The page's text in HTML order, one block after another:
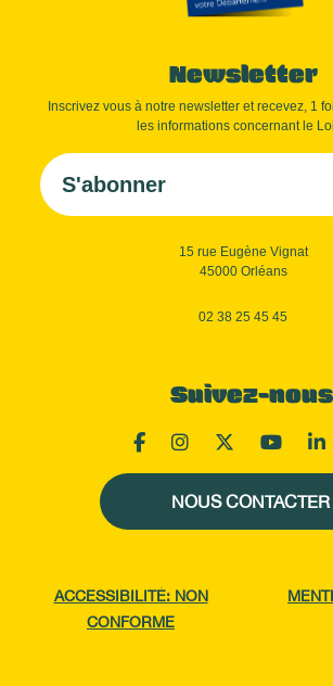
Newsletter
Inscrivez vous à notre newsletter et recevez, 1
les informations concernant le
S'abonner
15 rue Eugène Vignat
45000 Orléans
02 38 25 45 45
Suivez-nous
NOUS CONTACTER
ACCESSIBILITÉ: NON
CONFORME